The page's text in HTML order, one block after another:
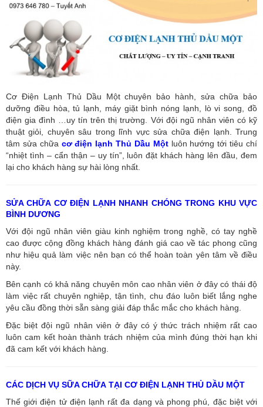
Cơ Điện Lạnh Thủ Dầu Một chuyên bảo hành, sửa chữa bảo
dưỡng điều hòa, tủ lạnh, máy giặt bình nóng lạnh, lò vi song, đồ
điện gia đình …uy tín trên thị trường. Với đội ngũ nhân viên có kỹ
thuật giỏi, chuyên sâu trong lĩnh vực sửa chữa điện lạnh. Trung
tâm sửa chữa cơ điện lạnh Thủ Dầu Mộtluôn hướng tới tiêu chí
“nhiệt tình – cẩn thận – uy tín”, luôn đặt khách hàng lên đầu, đem
lại cho khách hàng sự hài lòng nhất.
SỬA CHỮA CƠ ĐIỆN LẠNH NHANH CHÓNG TRONG KHU VỰC
BÌNH DƯƠNG
Với đội ngũ nhân viên giàu kinh nghiệm trong nghề, có tay nghề
cao được cộng đồng khách hàng đánh giá cao về tác phong cũng
như hiệu quả làm việc nên bạn có thể hoàn toàn yên tâm về điều
này.
Bên cạnh có khả năng chuyên môn cao nhân viên ở đây có thái độ
làm việc rất chuyên nghiệp, tận tình, chu đáo luôn biết lắng nghe
yêu cầu đồng thời sẵn sàng giải đáp thắc mắc cho khách hàng.
Đặc biệt đội ngũ nhân viên ở đây có ý thức trách nhiệm rất cao
luôn cam kết hoàn thành trách nhiệm của mình đúng thời hạn khi
đã cam kết với khách hàng.
CÁC DỊCH VỤ SỮA CHỮA TẠI CƠ ĐIỆN LẠNH THỦ DẦU MỘT
Thế giới điện tử điện lạnh rất đa dạng và phong phú, đặc biệt với